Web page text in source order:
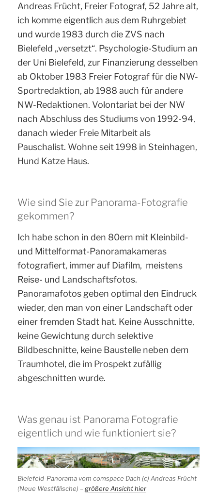
Andreas Frücht, Freier Fotograf, 52 Jahre alt,
ich komme eigentlich aus dem Ruhrgebiet
und wurde 1983 durch die ZVS nach
Bielefeld „versetzt“. Psychologie-Studium an
der Uni Bielefeld, zur Finanzierung desselben
ab Oktober 1983 Freier Fotograf für die NW-
Sportredaktion, ab 1988 auch für andere
NW-Redaktionen. Volontariat bei der NW
nach Abschluss des Studiums von 1992-94,
danach wieder Freie Mitarbeit als
Pauschalist. Wohne seit 1998 in Steinhagen,
Hund Katze Haus.
Wie sind Sie zur Panorama-Fotografie
gekommen?
Ich habe schon in den 80ern mit Kleinbild-
und Mittelformat-Panoramakameras
fotografiert, immer auf Diafilm, meistens
Reise- und Landschaftsfotos.
Panoramafotos geben optimal den Eindruck
wieder, den man von einer Landschaft oder
einer fremden Stadt hat. Keine Ausschnitte,
keine Gewichtung durch selektive
Bildbeschnitte, keine Baustelle neben dem
Traumhotel, die im Prospekt zufällig
abgeschnitten wurde.
Was genau ist Panorama Fotografie
eigentlich und wie funktioniert sie?
Bielefeld-Panorama vom comspace Dach (c) Andreas Frücht
(Neue Westfälische) –größere Ansicht hier